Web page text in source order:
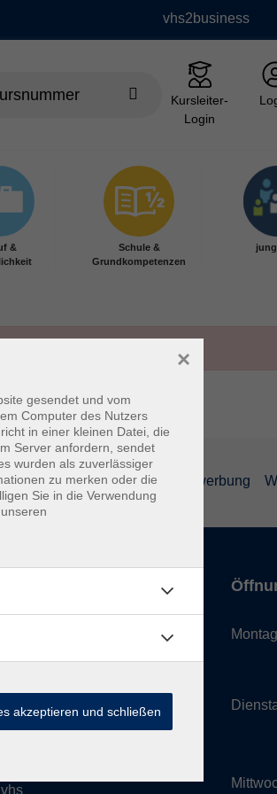
vhs2business
Kursleiter-
Login
&
Schule &
Grundkompetenzen
Datenschutz Bewerbung
Montag
gesendet und vom
Computer des Nutzers
in einer kleinen Datei, die
Server anfordern, sendet
wurden als zuverlässiger
zu merken oder die
Sie in die Verwendung
×
akzeptieren und schließen